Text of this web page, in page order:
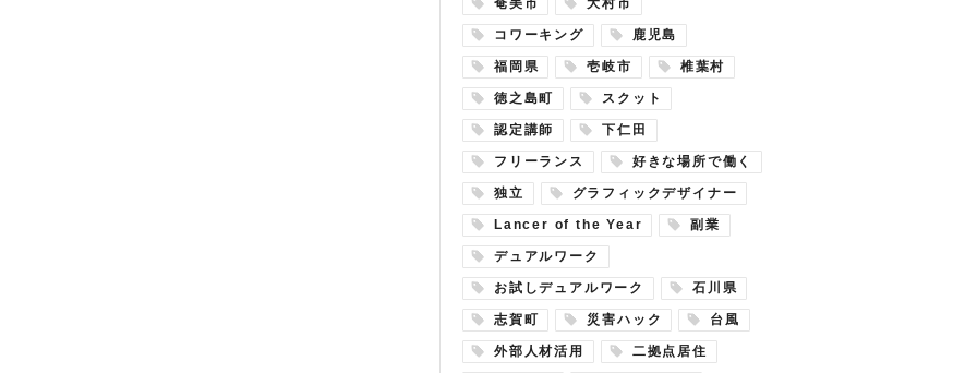
コワーキング 鹿児島
福岡県 壱岐市 椎葉村
徳之島町 スクット
認定講師 下仁田
フリーランス 好きな場所で働く
独立 グラフィックデザイナー
Lancer of the Year 副業
デュアルワーク
お試しデュアルワーク 石川県
志賀町 災害ハック 台風
外部人材活用 二拠点居住